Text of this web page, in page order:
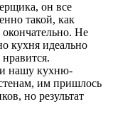
он все
такой, как
окончательно. Не
кухня идеально
нашу кухню-
им пришлось
но результат